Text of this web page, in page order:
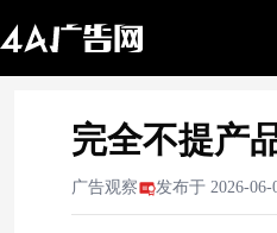
完全不提产
广告观察 发布于 2026-06-